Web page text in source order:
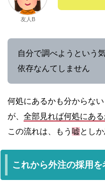
友人B
自分で調べようという
依存なんてしません
何処にあるかも分からな
が、 全部見れば何処にあ
この流れは、もう 嘘とし
これから外注の採用